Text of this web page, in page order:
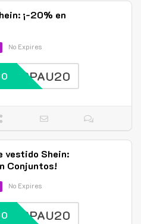
¡-20% en
No Expires
SPAU20
vestido Shein:
Conjuntos!
No Expires
SPAU20